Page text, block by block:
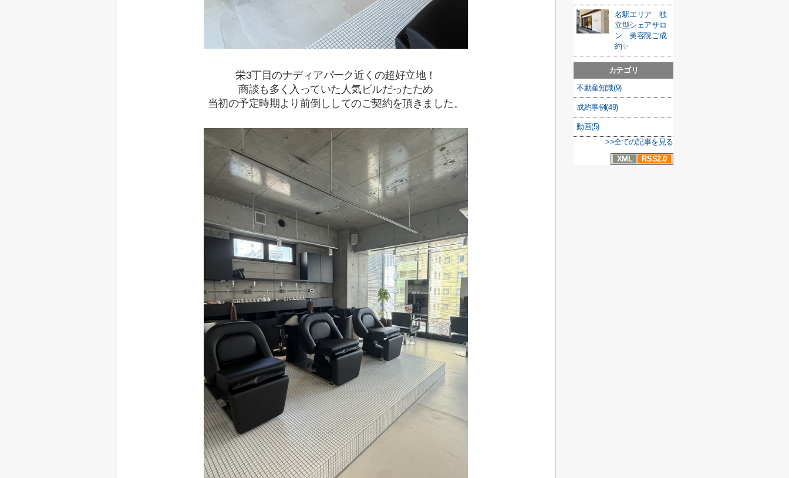
栄3丁目のナディアパーク近くの超好立地！
商談も多く入っていた人気ビルだったため
当初の予定時期より前倒ししてのご契約を頂きました。
名駅エリア 独
立型シェアサロ
ン 美容院ご成
約✨
カテゴリ
不動産知識(9)
成約事例(49)
動画(5)
>>全ての記事を見る
XML
RSS2.0